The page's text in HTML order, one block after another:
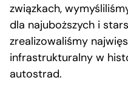
związkach,
dla najuboższych i
zrealizowaliśmy
infrastrukturalny w
autostrad.